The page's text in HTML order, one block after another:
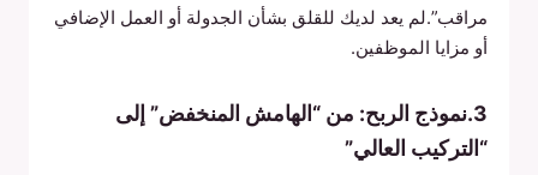
مراقب”.لم يعد لديك للقلق بشأن الجدولة أو العمل الإضافي
أو مزايا الموظفين.
3.نموذج الربح: من “الهامش المنخفض” إلى
“التركيب العالي”